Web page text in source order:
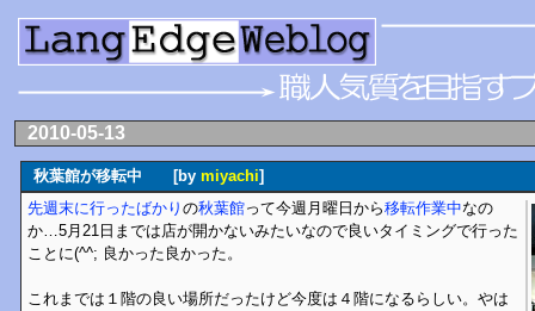
2010-05-13
秋葉館が移転中 [by miyachi]
先週末に行ったばかり の秋葉館って今週月曜日から移転作業中なの
か…5月21日までは店が開かないみたいなので良いタイミングで行った
ことに(^^; 良かった良かった。
これまでは１階の良い場所だったけど今度は４階になるらしい。やは